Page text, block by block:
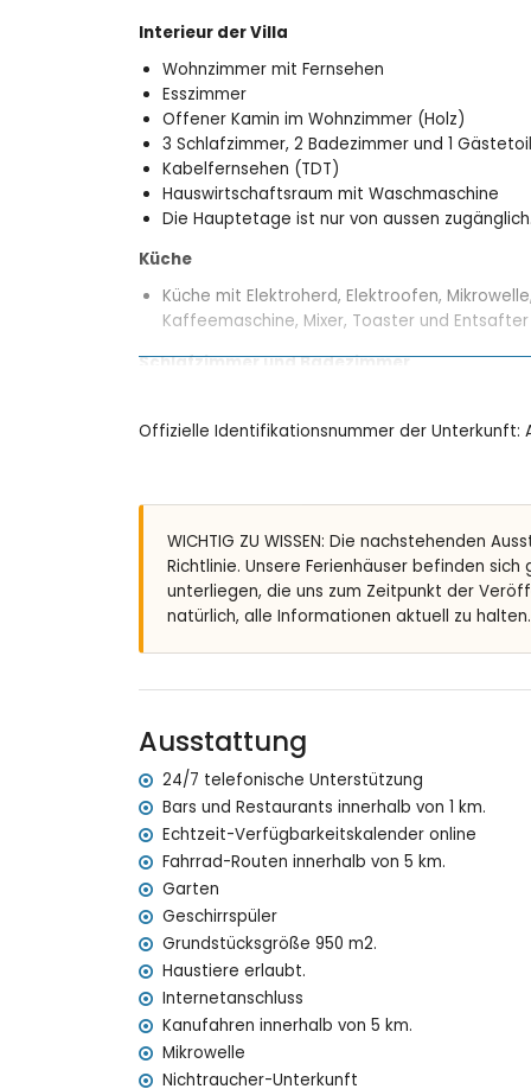
Interieur der Villa
Wohnzimmer mit Fernsehen
Esszimmer
Offener Kamin im Wohnzimmer (Holz)
3 Schlafzimmer, 2 Badezimmer und 1
Kabelfernsehen (TDT)
Hauswirtschaftsraum mit Waschmaschine
Die Hauptetage ist nur von aussen zugänglich.
Küche
Küche mit Elektroherd, Elektroofen,
Kaffeemaschine, Mixer, Toaster und Entsafter
Schlafzimmer und Badezimmer
2 Schlafzimmer, jedes mit Doppelbett
Aussen
eingezäuntes Grundstück
privater Pool mit Abmessungen: 10M x 5M und
schöner Garten mit Bäumen und
2 Terrassen, wovon 1 überdacht
Barbecue
Mehr Information
nächster Ort: Javea (innerhalb von 3
nächste(s) Ufer oder Küste: Mediterraneo,
nächster Strand: La Grava, Javea (innerhalb
nächster Hafen: Aduanas del Mar (innerhalb
nächster Park: Montgo, Javea (innerhalb von
nächster Flughafen: Alicante (innerhalb von
zweitnächster Flughafen: Valencia (> 100
Rauchen nicht erlaubt
Haustiere erlaubt
Die Unterkunft ist sehr geeignet für Familien
Der Villa enthält im Mietpreis folgende
Internet (WiFi)
Offizielle Identifikationsnummer der Unterkunft:
WICHTIG ZU WISSEN: Die nachstehenden
Richtlinie. Unsere Ferienhäuser befinden
unterliegen, die uns zum Zeitpunkt der
natürlich, alle Informationen aktuell zu halten.
Ausstattung
24/7 telefonische Unterstützung
Bars und Restaurants innerhalb von 1 km.
Echtzeit-Verfügbarkeitskalender online
Fahrrad-Routen innerhalb von 5 km.
Garten
Geschirrspüler
Grundstücksgröße 950 m2.
Haustiere erlaubt.
Internetanschluss
Kanufahren innerhalb von 5 km.
Mikrowelle
Nichtraucher-Unterkunft